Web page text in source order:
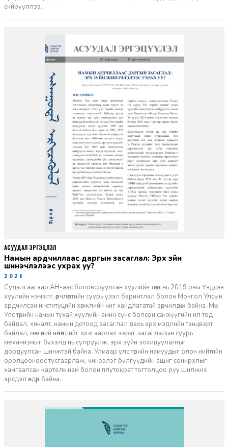
сийрүүллээ.
Намын ардчиллаас даргын засаглал: Эрх зүйн
шинэчлэлээс ухрах уу?
2026-07-08
Судалгаагаар АН-аас боловсруулсан хуулийн төсөл нь 2019 оны Үндсэн
хуулийн нэмэлт, өөрчлөлтийн суурь үзэл баримтлал болон Монгол Улсын
ардчилсан институцийн хөгжлийн чиг хандлагатай зөрчилдөж байна. Мөн
Улс төрийн намын тухай хуулийн амин сүнс болсон санхүүгийн ил тод
байдал, хяналт, намын дотоод засаглал дахь эрх мэдлийн тэнцвэрт
байдал, мөнгөний нөлөөллийг хязгаарлах зэрэг засаглалын суурь
механизмыг бүхэлд нь сулруулж, эрх зүйн зохицуулалтыг
дордуулсан шинжтэй байна. Улмаар улс төрийн намуудыг олон нийтийн
оролцооноос тусгаарлаж, чинээлэг бүлгүүдийн ашиг сонирхлыг
хамгаалсан картель нам болон плутократ тогтолцоо руу шилжих
эрсдэл өндөр байна.
АСУУДАЛ ЭРГЭЦҮҮЛЭЛ